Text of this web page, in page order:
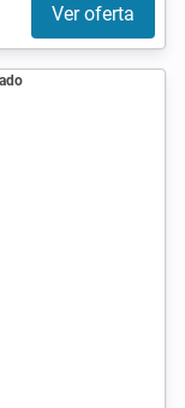
Ver oferta